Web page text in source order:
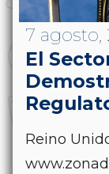
7 agosto,
El
Reino